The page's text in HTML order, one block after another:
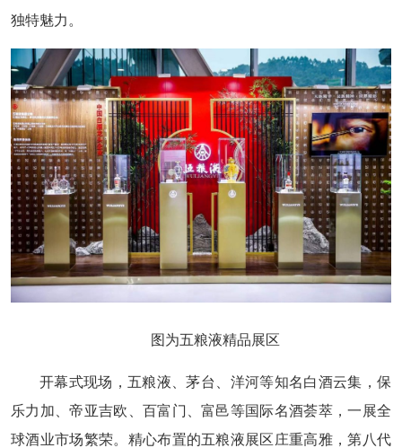
独特魅力。
图为五粮液精品展区
开幕式现场，五粮液、茅台、洋河等知名白酒云集，保
乐力加、帝亚吉欧、百富门、富邑等国际名酒荟萃，一展全
球酒业市场繁荣。精心布置的五粮液展区庄重高雅，第八代